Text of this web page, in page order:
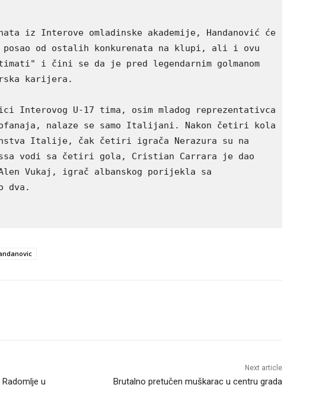
iz Interove omladinske akademije, Handanović će
posao od ostalih konkurenata na klupi, ali i ovu
i čini se da je pred legendarnim golmanom
karijera.
Interovog U-17 tima, osim mladog reprezentativca
nalaze se samo Italijani. Nakon četiri kola
Italije, čak četiri igrača Nerazura su na
vodi sa četiri gola, Cristian Carrara je dao
Vukaj, igrač albanskog porijekla sa
dva.
u
Next article
Brutalno pretučen muškarac u centru grada